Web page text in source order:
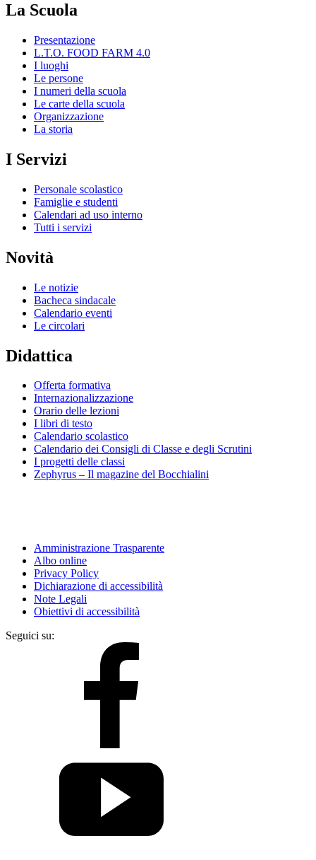
La Scuola
Presentazione
L.T.O. FOOD FARM 4.0
I luoghi
Le persone
I numeri della scuola
Le carte della scuola
Organizzazione
La storia
I Servizi
Personale scolastico
Famiglie e studenti
Calendari ad uso interno
Tutti i servizi
Novità
Le notizie
Bacheca sindacale
Calendario eventi
Le circolari
Didattica
Offerta formativa
Internazionalizzazione
Orario delle lezioni
I libri di testo
Calendario scolastico
Calendario dei Consigli di Classe e degli Scrutini
I progetti delle classi
Zephyrus – Il magazine del Bocchialini
Amministrazione Trasparente
Albo online
Privacy Policy
Dichiarazione di accessibilità
Note Legali
Obiettivi di accessibilità
Seguici su: